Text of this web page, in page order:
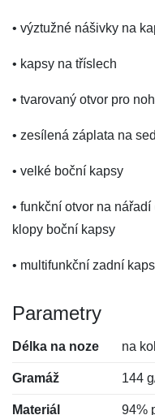
• výztužné nášivky na
• kapsy na tříslech
• tvarovaný otvor pro
• zesílená záplata na
• velké boční kapsy
• funkční otvor na
klopy boční kapsy
• multifunkční zadní
Parametry
Délka na noze na
Gramáž 144
Materiál 94%